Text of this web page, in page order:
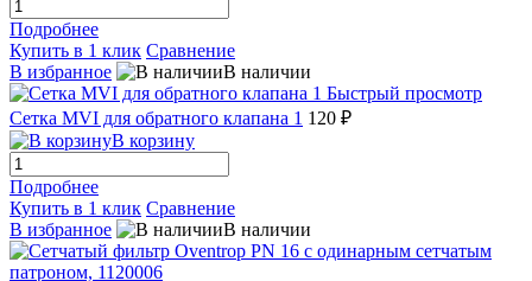
Подробнее
Купить в 1 клик Сравнение
В избранное
В наличии
Быстрый просмотр
Сетка MVI для обратного клапана 1 120 ₽
В корзину
Подробнее
Купить в 1 клик Сравнение
В избранное
В наличии